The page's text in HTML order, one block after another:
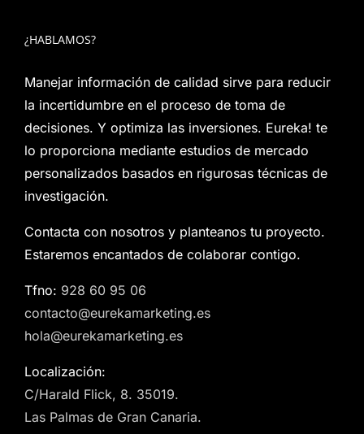
¿HABLAMOS?
Manejar información de calidad sirve para reducir
la incertidumbre en el proceso de toma de
decisiones. Y optimiza las inversiones. Eureka! te
lo proporciona mediante estudios de mercado
personalizados basados en rigurosas técnicas de
investigación.
Contacta con nosotros y planteanos tu proyecto.
Estaremos encantados de colaborar contigo.
Tfno: 928 60 95 06
contacto@eurekamarketing.es
hola@eurekamarketing.es
Localización:
C/Harald Flick, 8. 35019.
Las Palmas de Gran Canaria.